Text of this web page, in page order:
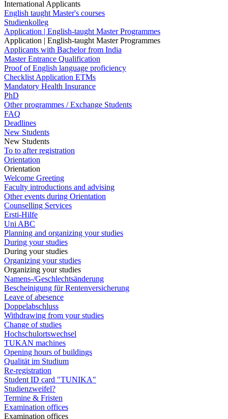
International Applicants
English taught Master's courses
Studienkolleg
Application | English-taught Master Programmes
Application | English-taught Master Programmes
Applicants with Bachelor from India
Master Entrance Qualification
Proof of English language proficiency
Checklist Application ETMs
Mandatory Health Insurance
PhD
Other programmes / Exchange Students
FAQ
Deadlines
New Students
New Students
To to after registration
Orientation
Orientation
Welcome Greeting
Faculty introductions and advising
Other events during Orientation
Counselling Services
Ersti-Hilfe
Uni ABC
Planning and organizing your studies
During your studies
During your studies
Organizing your studies
Organizing your studies
Namens-/Geschlechtsänderung
Bescheinigung für Rentenversicherung
Leave of abesence
Doppelabschluss
Withdrawing from your studies
Change of studies
Hochschulortswechsel
TUKAN machines
Opening hours of buildings
Qualität im Studium
Re-registration
Student ID card "TUNIKA"
Studienzweifel?
Termine & Fristen
Examination offices
Examination offices